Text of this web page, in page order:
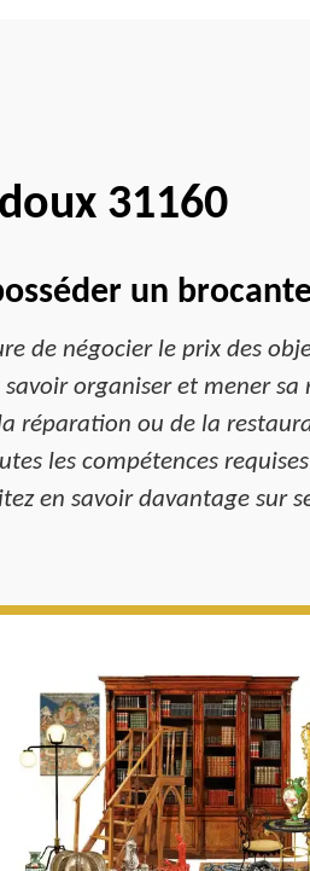
31160
un
de négocier le prix des
organiser et mener sa
réparation ou de la
les compétences
en savoir davantage sur